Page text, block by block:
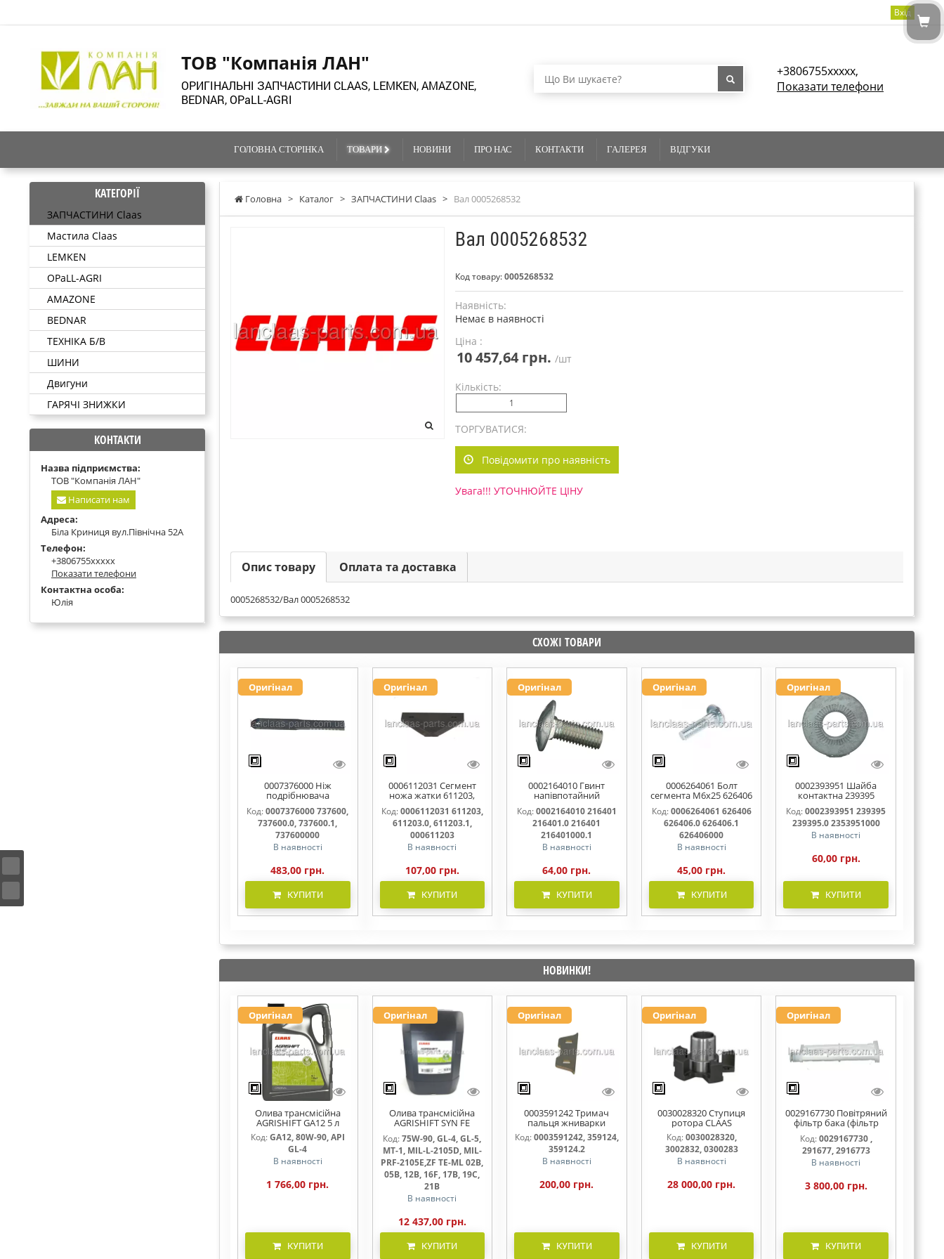
Вхід
ТОВ "Компанія ЛАН"
ОРИГІНАЛЬНІ ЗАПЧАСТИНИ CLAAS, LEMKEN, AMAZONE,
BEDNAR, OPaLL-AGRI
+3806755xxxxx,
Показати телефони
ГОЛОВНА СТОРІНКА ТОВАРИ НОВИНИ ПРО НАС КОНТАКТИ ГАЛЕРЕЯ ВІДГУКИ
Головна > Каталог > ЗАПЧАСТИНИ Claas > Вал 0005268532
Вал 0005268532
Код товару:0005268532
Наявність:
Немає в наявності
Ціна :
10 457,64 грн. /шт
Кількість:
ТОРГУВАТИСЯ:
Повідомити про наявність
Увага!!! УТОЧНЮЙТЕ ЦІНУ
Опис товару Оплата та доставка
0005268532/Вал 0005268532
СХОЖІ ТОВАРИ
Оригінал
0007376000 Ніж
подрібнювача
соломи,рухомий
737600, 737600.0,
737600.1, 737600000
Код:0007376000 737600,
737600.0, 737600.1,
737600000
В наявності
483,00 грн.
КУПИТИ
Оригінал
0006112031 Сегмент
ножа жатки 611203,
611203.0, 611203.1,
000611203
Код:0006112031 611203,
611203.0, 611203.1,
000611203
В наявності
107,00 грн.
КУПИТИ
Оригінал
0002164010 Гвинт
напівпотайний
М10х25х20 216401
216401.0 216401.1
216401000
Код:0002164010 216401
216401.0 216401
216401000.1
В наявності
64,00 грн.
КУПИТИ
Оригінал
0006264061 Болт
сегмента М6х25 626406
626406.0 626406.1
626406000
Код: 0006264061 626406
626406.0 626406.1
626406000
В наявності
45,00 грн.
КУПИТИ
Оригінал
0002393951 Шайба
контактна 239395
239395.0 2353951000
Код:0002393951 239395
239395.0 2353951000
В наявності
60,00 грн.
КУПИТИ
НОВИНКИ!
Оригінал
Олива трансмісійна
AGRISHIFT GA12 5 л
Код:GA12, 80W-90, API
GL-4
В наявності
1 766,00 грн.
КУПИТИ
Оригінал
Олива трансмісійна
AGRISHIFT SYN FE
75W90 20л
Код:75W-90, GL-4, GL-5,
MT-1, MIL-L-2105D, MIL-
PRF-2105E,ZF TE-ML 02B,
05B, 12B, 16F, 17B, 19C,
21B
В наявності
12 437,00 грн.
КУПИТИ
Оригінал
0003591242 Тримач
пальця жниварки
Код:0003591242, 359124,
359124.2
В наявності
200,00 грн.
КУПИТИ
Оригінал
0030028320 Ступиця
ротора CLAAS
Код: 0030028320,
3002832, 0300283
В наявності
28 000,00 грн.
КУПИТИ
Оригінал
0029167730 Повітряний
фільтр бака (фільтр
AdBlue)
Код:0029167730 ,
291677, 2916773
В наявності
3 800,00 грн.
КУПИТИ
КАТЕГОРІЇ
ЗАПЧАСТИНИ Claas
Мастила Claas
LEMKEN
OPaLL-AGRI
AMAZONE
BEDNAR
ТЕХНІКА Б/В
ШИНИ
Двигуни
ГАРЯЧІ ЗНИЖКИ
КОНТАКТИ
Назва підприємства:
ТОВ "Компанія ЛАН"
Написати нам
Адреса:
Біла Криниця вул.Північна 52А
Телефон:
+3806755xxxxx
Показати телефони
Контактна особа:
Юлія